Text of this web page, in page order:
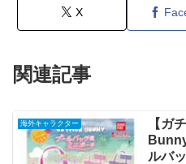
X
関連記事
海外キャラクター
【ガ
ルバ